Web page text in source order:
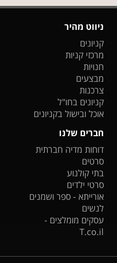
ניווט מהיר
קניונים
מרכזי קניות
חנויות
מבצעים
צרכנות
קניונים בחו"ל
אוכל ובישול בקניונים
חברים שלנו
דוחות מדיה חברתית
סרטים
בתי קולנוע
סרטי ילדים
אורייתא - ספר ושמנים
לנשים
עסקים מומלצים -
T.co.il